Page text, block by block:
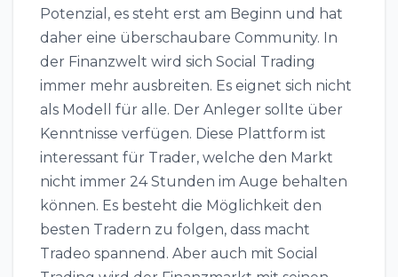
Potenzial, es steht erst am Beginn und hat
daher eine überschaubare Community. In
der Finanzwelt wird sich Social Trading
immer mehr ausbreiten. Es eignet sich nicht
als Modell für alle. Der Anleger sollte über
Kenntnisse verfügen. Diese Plattform ist
interessant für Trader, welche den Markt
nicht immer 24 Stunden im Auge behalten
können. Es besteht die Möglichkeit den
besten Tradern zu folgen, dass macht
Tradeo spannend. Aber auch mit Social